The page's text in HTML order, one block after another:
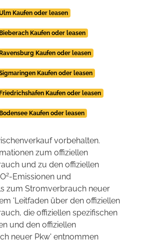
Kaufen oder leasen
Kaufen oder leasen
Kaufen oder leasen
Kaufen oder leasen
Kaufen oder leasen
Kaufen oder leasen
vorbehalten.
zum offiziellen
und zu den offiziellen
2-Emissionen und
zum Stromverbrauch neuer
'Leitfaden über den offiziellen
die offiziellen spezifischen
und den offiziellen
neuer Pkw' entnommen